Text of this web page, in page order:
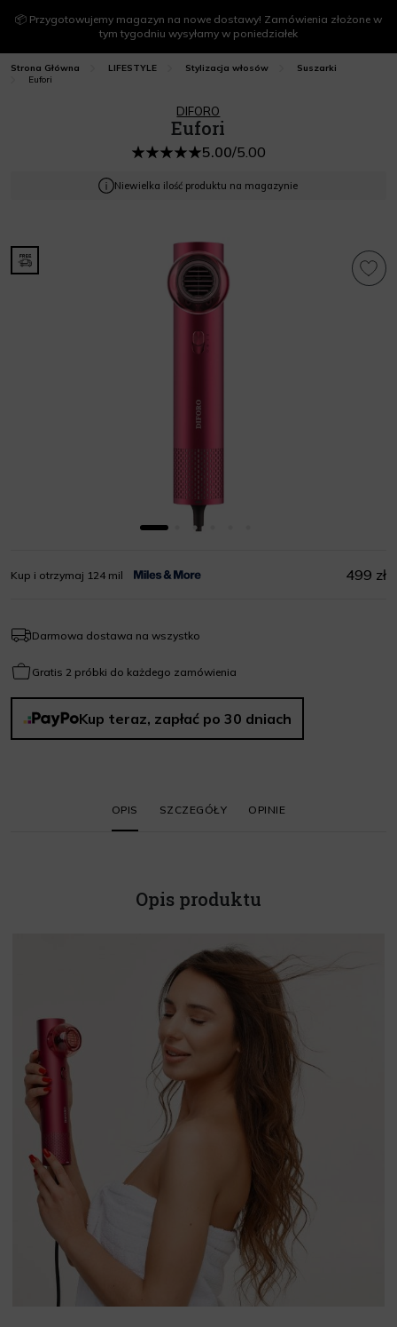
📦 Przygotowujemy magazyn na nowe dostawy! Zamówienia złożone w
tym tygodniu wysyłamy w poniedziałek
Strona Główna LIFESTYLE Stylizacja włosów
Suszarki
Eufori
DIFORO
Eufori
5.00/5.00
Niewielka ilość produktu na magazynie
Kup i otrzymaj 124 mil 499 zł
Darmowa dostawa na wszystko
Gratis 2 próbki do każdego zamówienia
Kup teraz, zapłać po 30 dniach
OPIS SZCZEGÓŁY OPINIE
Opis produktu